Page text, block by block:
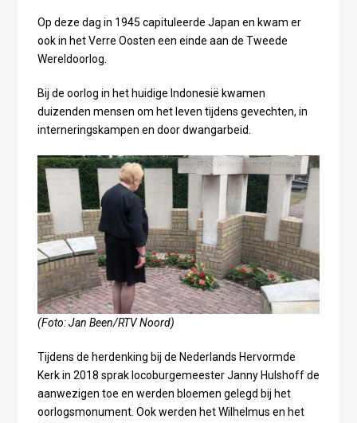
Op deze dag in 1945 capituleerde Japan en kwam er
ook in het Verre Oosten een einde aan de Tweede
Wereldoorlog.
Bij de oorlog in het huidige Indonesië kwamen
duizenden mensen om het leven tijdens gevechten, in
interneringskampen en door dwangarbeid.
(Foto: Jan Been/RTV Noord)
Tijdens de herdenking bij de Nederlands Hervormde
Kerk in 2018 sprak locoburgemeester Janny Hulshoff de
aanwezigen toe en werden bloemen gelegd bij het
oorlogsmonument. Ook werden het Wilhelmus en het